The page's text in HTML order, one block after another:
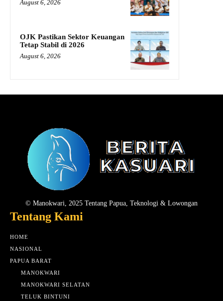
August 6, 2026
OJK Pastikan Sektor Keuangan
Tetap Stabil di 2026
August 6, 2026
© Manokwari, 2025 Tentang Papua, Teknologi & Lowongan
Tentang Kami
HOME
NASIONAL
PAPUA BARAT
MANOKWARI
MANOKWARI SELATAN
TELUK BINTUNI